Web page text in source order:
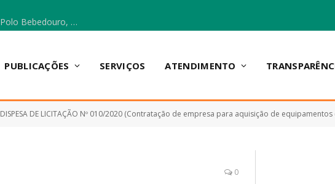
Escola Municipal Vicentina Vieira dos Santos, no Polo Bebedouro, recebeu materiais para a implantação do Cantinho da Leitura e da Sala Multidisciplinar.
PUBLICAÇÕES SERVIÇOS ATENDIMENTO
DISPESA DE LICITAÇÃO Nº 010/2020 (Contratação de empresa para aquisição de equipamentos de proteção indivial-EPI (Macacão e Mascara) referente as
0